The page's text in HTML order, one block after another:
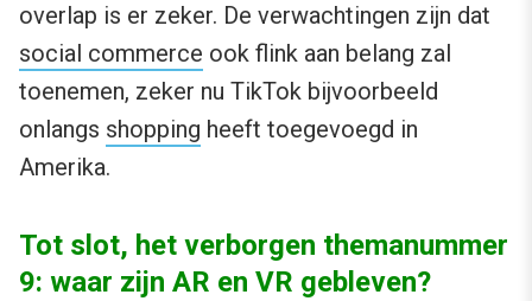
overlap is er zeker. De verwachtingen zijn dat
social commerce ook flink aan belang zal
toenemen, zeker nu TikTok bijvoorbeeld
onlangs shopping heeft toegevoegd in
Amerika.
Tot slot, het verborgen themanummer
9: waar zijn AR en VR gebleven?